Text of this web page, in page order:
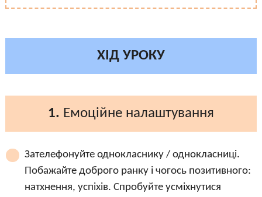
ХІД УРОКУ
1. Емоційне налаштування
Зателефонуйте однокласнику / однокласниці.
Побажайте доброго ранку і чогось позитивного:
натхнення, успіхів. Спробуйте усміхнутися